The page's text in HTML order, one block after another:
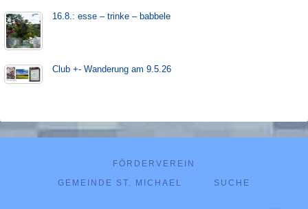
16.8.: esse – trinke – babbele
Club +- Wanderung am 9.5.26
FÖRDERVEREIN
GEMEINDE ST. MICHAEL
SUCHE